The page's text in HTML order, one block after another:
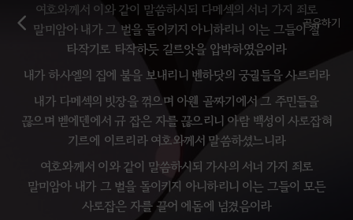
공유하기
여호와께서 이와 같이 말씀하시되 다메섹의 서너 가지 죄로
말미암아 내가 그 벌을 돌이키지 아니하리니 이는 그들이 철
타작기로 타작하듯 길르앗을 압박하였음이라
내가 하사엘의 집에 불을 보내리니 벤하닷의 궁궐들을 사르리라
내가 다메섹의 빗장을 꺾으며 아웬 골짜기에서 그 주민들을
끊으며 벧에덴에서 규 잡은 자를 끊으리니 아람 백성이 사로잡혀
기르에 이르리라 여호와께서 말씀하셨느니라
여호와께서 이와 같이 말씀하시되 가사의 서너 가지 죄로
말미암아 내가 그 벌을 돌이키지 아니하리니 이는 그들이 모든
사로잡은 자를 끌어 에돔에 넘겼음이라